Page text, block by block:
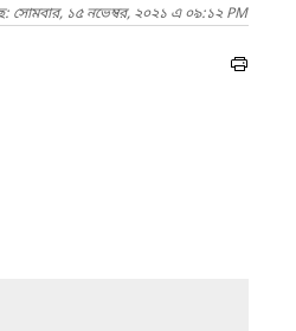
সোমবার, ১৫ নভেম্বর, ২০২১ এ ০৯:১২ PM